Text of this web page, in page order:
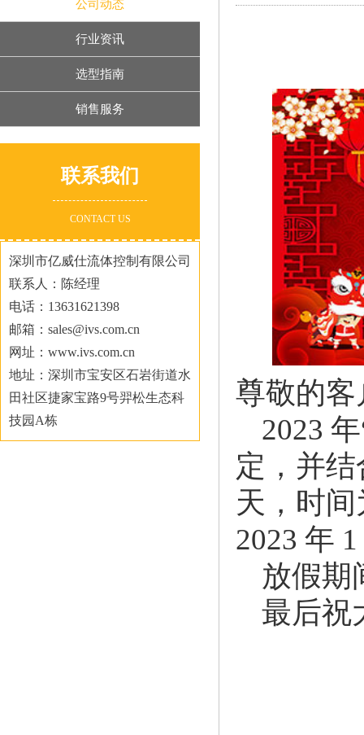
公司动态
行业资讯
选型指南
销售服务
联系我们
CONTACT US
深圳市亿威仕流体控制有限公司
联系人：陈经理
电话：13631621398
邮箱：sales@ivs.com.cn
网址：www.ivs.com.cn
地址：深圳市宝安区石岩街道水
田社区捷家宝路9号羿松生态科
技园A栋
尊敬的
2023
定，并
天，时间
2023 年
放假期
最后祝